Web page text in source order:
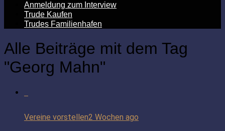
Anmeldung zum Interview
Trude Kaufen
Trudes Familienhafen
Alle Beiträge mit dem Tag
"Georg Mahn"
Vereine vorstellen2 Wochen ago